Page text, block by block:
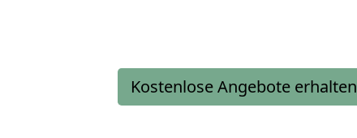
Kostenlose Angebote erhalten